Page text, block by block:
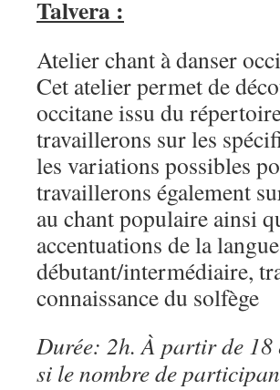
Talvera :
Atelier chant à danser
Cet atelier permet de
occitane issu du
travaillerons sur les
les variations possibles
travaillerons également
au chant populaire ainsi
accentuations de la
débutant/intermédiaire,
connaissance du solfège
Durée: 2h. À partir de 18
si le nombre de